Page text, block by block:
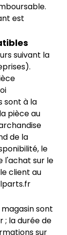
est
suivant la
sont à la
pièce au
de la
le
l'achat sur le
client au
sont
; la durée de
sur